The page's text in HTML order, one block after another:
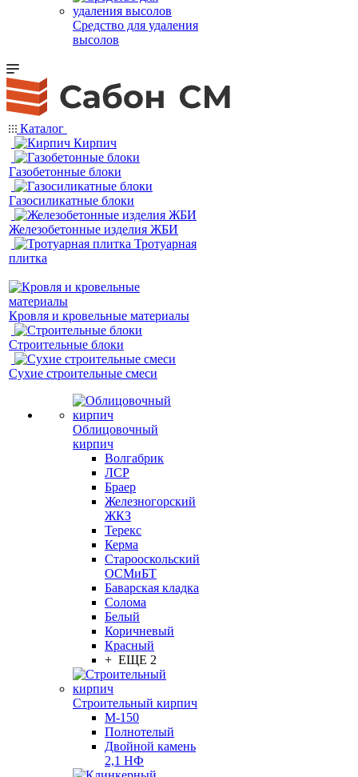
Средство для удаления
высолов
Каталог
Кирпич
Газобетонные блоки
Газосиликатные блоки
Железобетонные изделия ЖБИ
Тротуарная
плитка
Кровля и кровельные материалы
Строительные блоки
Сухие строительные смеси
Облицовочный
кирпич
Волгабрик
ЛСР
Браер
Железногорский
ЖКЗ
Терекс
Керма
Старооскольский
ОСМиБТ
Баварская кладка
Солома
Белый
Коричневый
Красный
+ ЕЩЕ 2
Строительный кирпич
М-150
Полнотелый
Двойной камень
2,1 НФ